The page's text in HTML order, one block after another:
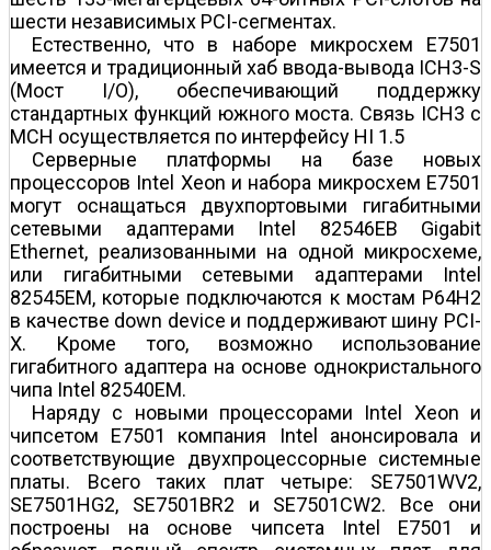
шести независимых PCI-сегментах.
Естественно, что в наборе микросхем E7501
имеется и традиционный хаб ввода-вывода ICH3-S
(Мост I/O), обеспечивающий поддержку
стандартных функций южного моста. Связь ICH3 с
MCH осуществляется по интерфейсу HI 1.5
Серверные платформы на базе новых
процессоров Intel Xeon и набора микросхем E7501
могут оснащаться двухпортовыми гигабитными
сетевыми адаптерами Intel 82546EB Gigabit
Ethernet, реализованными на одной микросхеме,
или гигабитными сетевыми адаптерами Intel
82545EM, которые подключаются к мостам P64H2
в качестве down device и поддерживают шину PCI-
X. Кроме того, возможно использование
гигабитного адаптера на основе однокристального
чипа Intel 82540EM.
Наряду с новыми процессорами Intel Xeon и
чипсетом E7501 компания Intel анонсировала и
соответствующие двухпроцессорные системные
платы. Всего таких плат четыре: SE7501WV2,
SE7501HG2, SE7501BR2 и SE7501CW2. Все они
построены на основе чипсета Intel E7501 и